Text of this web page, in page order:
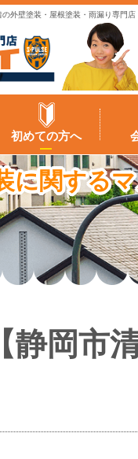
外壁塗装・屋根塗装・雨漏り専門店
初めての方へ
に関する
【静岡市